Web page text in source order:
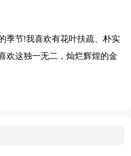
季节!我喜欢有花叶扶疏、朴实
欢这独一无二，灿烂辉煌的金